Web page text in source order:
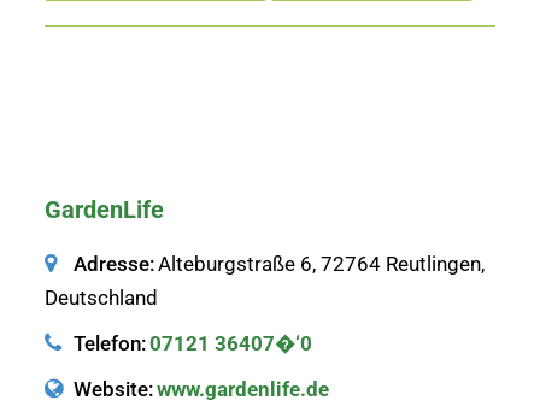
GardenLife
Adresse:Alteburgstraße 6, 72764 Reutlingen,
Deutschland
Telefon:07121 36407�‘0
Website:www.gardenlife.de